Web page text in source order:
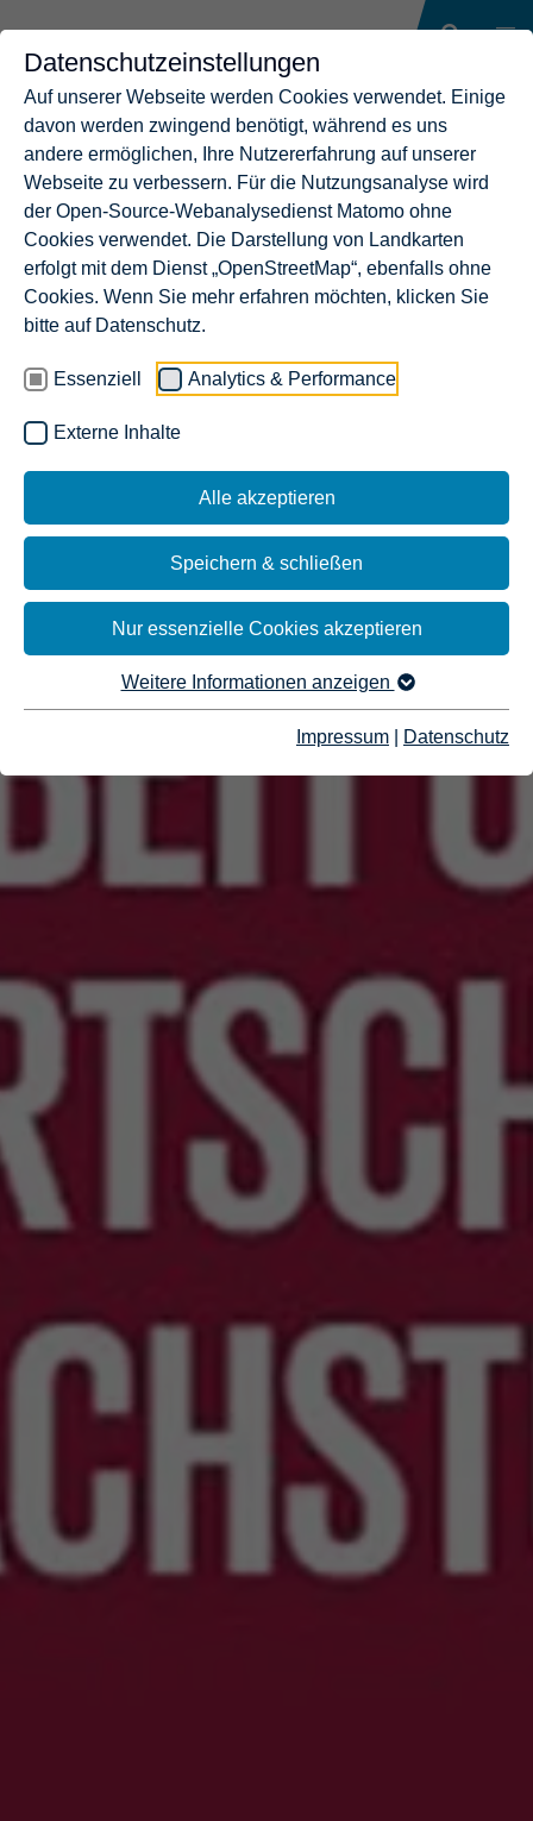
Datenschutzeinstellungen
Auf unserer Webseite werden Cookies verwendet. Einige
davon werden zwingend benötigt, während es uns
andere ermöglichen, Ihre Nutzererfahrung auf unserer
Webseite zu verbessern. Für die Nutzungsanalyse wird
der Open-Source-Webanalysedienst Matomo ohne
Cookies verwendet. Die Darstellung von Landkarten
erfolgt mit dem Dienst „OpenStreetMap“, ebenfalls ohne
Cookies. Wenn Sie mehr erfahren möchten, klicken Sie
bitte auf Datenschutz.
Essenziell Analytics & Performance
Externe Inhalte
Alle akzeptieren
Speichern & schließen
Nur essenzielle Cookies akzeptieren
Weitere Informationen anzeigen
Impressum Datenschutz